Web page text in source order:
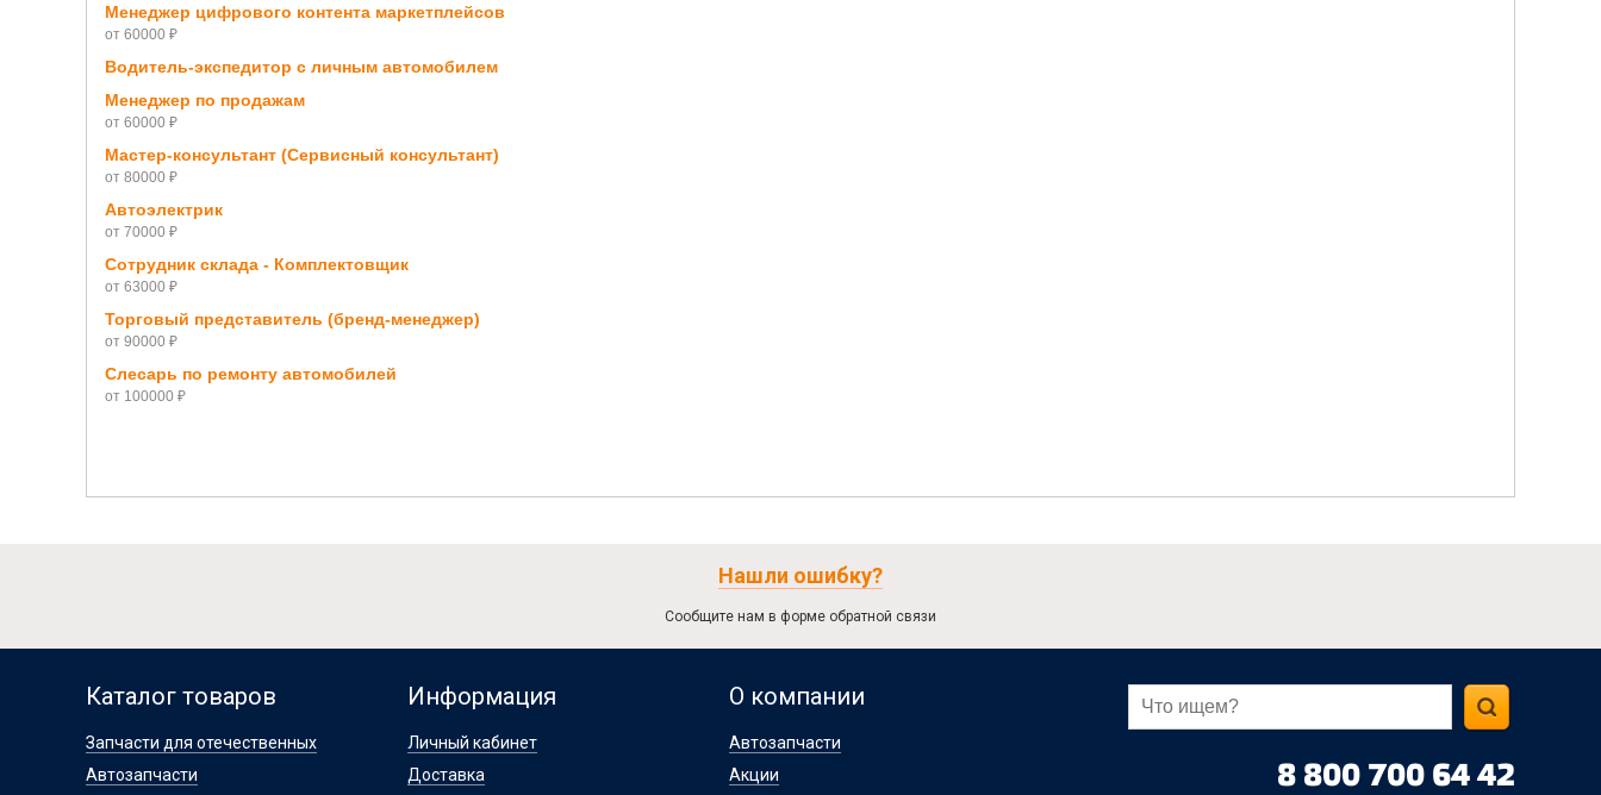
Менеджер цифрового контента маркетплейсов
от 60000 ₽
Водитель-экспедитор с личным автомобилем
Менеджер по продажам
от 60000 ₽
Мастер-консультант (Сервисный консультант)
от 80000 ₽
Автоэлектрик
от 70000 ₽
Сотрудник склада - Комплектовщик
от 63000 ₽
Торговый представитель (бренд-менеджер)
от 90000 ₽
Слесарь по ремонту автомобилей
от 100000 ₽
Нашли ошибку?
Сообщите нам в форме обратной связи
Каталог товаров
Запчасти для отечественных
Автозапчасти
Информация
Личный кабинет
Доставка
О компании
Автозапчасти
Акции
8 800 700 64 42